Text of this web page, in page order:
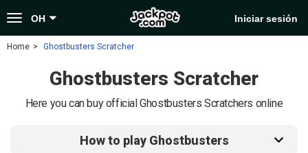
Toggle
navigation
OH Iniciar sesión
Home Ghostbusters Scratcher
Ghostbusters Scratcher
Here you can buy official Ghostbusters Scratchers online
How to play Ghostbusters